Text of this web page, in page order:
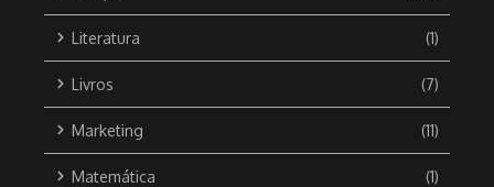
Literatura (1)
Livros (7)
Marketing (11)
Matemática (1)